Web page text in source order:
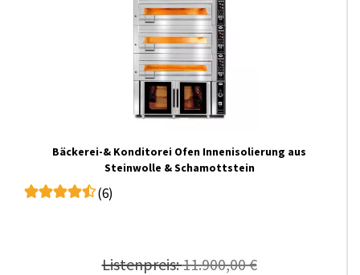
Bäckerei-& Konditorei Ofen Innenisolierung aus
Steinwolle & Schamottstein
(6)
Listenpreis:11.900,00 €